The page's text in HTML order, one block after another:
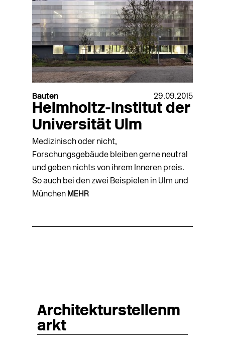
Bauten 29.09.2015
Helmholtz-Institut der
Universität Ulm
Medizinisch oder nicht,
Forschungsgebäude bleiben gerne neutral
und geben nichts von ihrem Inneren preis.
So auch bei den zwei Beispielen in Ulm und
München MEHR
Architekturstellenm
arkt